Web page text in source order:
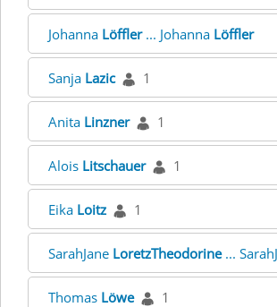
Johanna Löffler... Johanna Löffler
Sanja Lazic 1
Anita Linzner 1
Alois Litschauer 1
Eika Loitz 1
SarahJane LoretzTheodorine...
Thomas Löwe 1